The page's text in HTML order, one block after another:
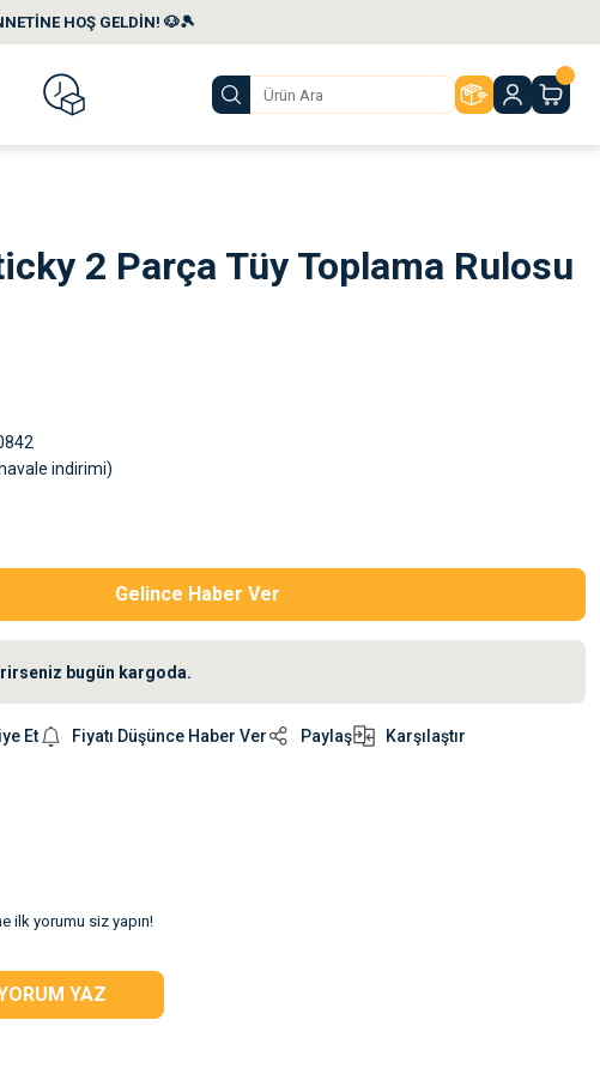
HOŞ GELDİN! 🐶🎾
2 Parça Tüy Toplama Rulosu
indirimi)
Gelince Haber Ver
bugün kargoda.
Et Fiyatı Düşünce Haber Ver Paylaş Karşılaştır
ilk yorumu siz yapın!
YAZ